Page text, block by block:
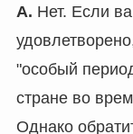
A. Нет. Если
"особый
стране во
Однако